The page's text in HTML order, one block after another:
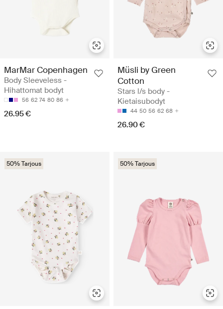
MarMar Copenhagen
Body Sleeveless -
Hihattomat bodyt
56 62 74 80 86
26.95 €
Müsli by Green
Cotton
Stars l/s body -
Kietaisubodyt
44 50 56 62 68
26.90 €
50% Tarjous 50% Tarjous